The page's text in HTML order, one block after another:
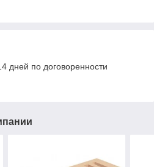
дней по договоренности